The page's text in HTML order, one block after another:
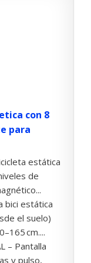
con 8
para
estática
de
bici estática
el suelo)
cm....
– Pantalla
y pulso,